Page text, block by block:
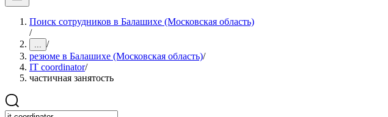
Поиск сотрудников в Балашихе (Московская область)
/
... /
резюме в Балашихе (Московская область)/
IT coordinator/
частичная занятость